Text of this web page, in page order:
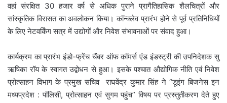
वहां संरक्षित 30 हजार वर्ष से अधिक पुराने प्रागैतिहासिक शैलचित्रों और
सांस्कृतिक विरासत का अवलोकन किया। कॉन्क्लेव प्रारंभ होने से पूर्व प्रतिनिधियों
के लिए नेटवर्किंग सत्र में उद्योगों और निवेश संभावनाओं पर संवाद हुआ।
कार्यक्रम का प्रारंभ इंडो-फ्रेंच चैंबर ऑफ कॉमर्स एंड इंडस्ट्री की उपनिदेशक सु
ऋषिका रॉय के स्वागत उद्बोधन से हुआ। इसके पश्चात औद्योगिक नीति एवं निवेश
प्रोत्साहन विभाग के प्रमुख सचिव राघवेंद्र कुमार सिंह ने “डूइंग बिजनेस इन
मध्यप्रदेश : पॉलिसी, प्रोत्साहन एवं सुगम पहुंच” विषय पर प्रस्तुतीकरण देते हुए